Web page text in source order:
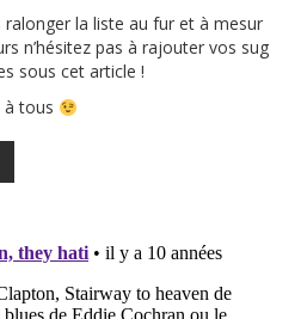
ralonger la liste au fur et à mesur
n’hésitez pas à rajouter vos sug
sous cet article !
tous